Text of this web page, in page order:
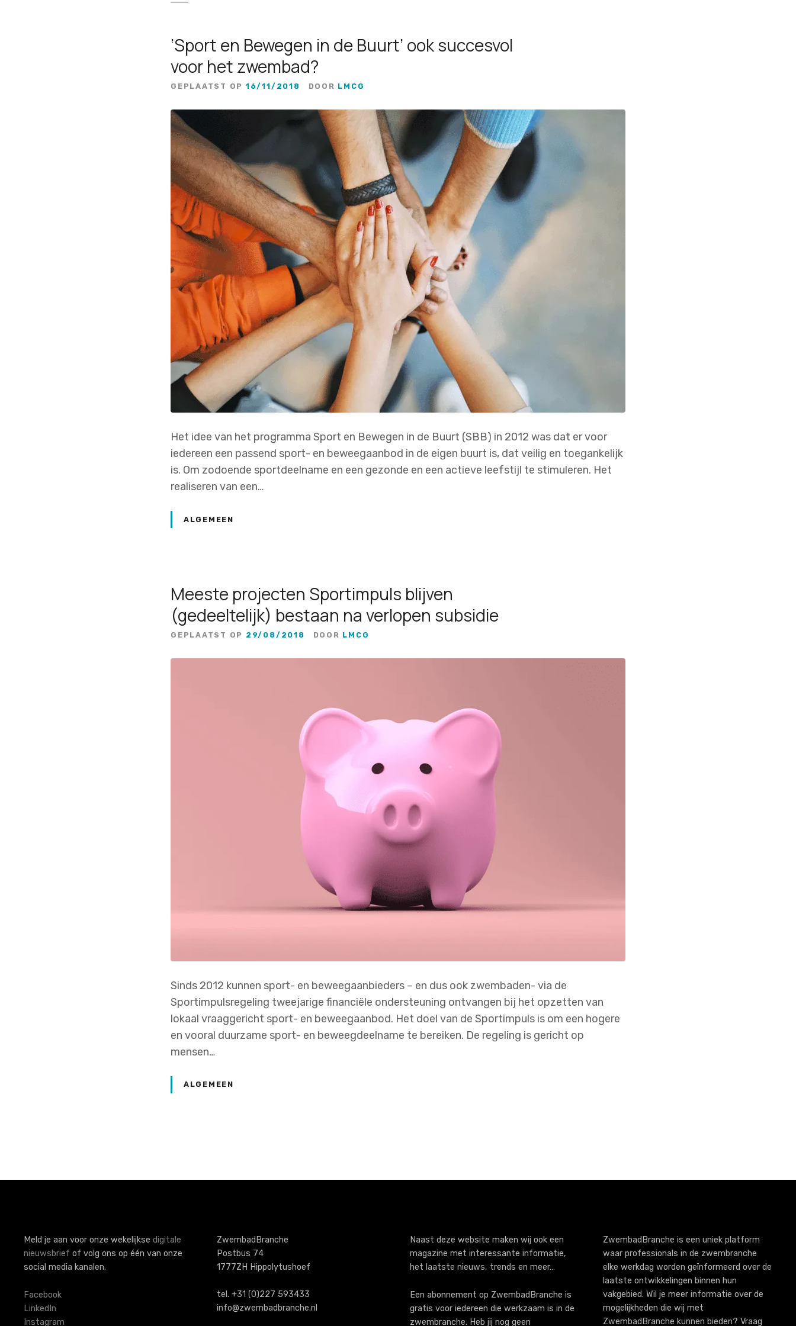
‘Sport en Bewegen in de Buurt’ ook succesvol
voor het zwembad?
GEPLAATST OP 16/11/2018 DOOR LMCG
Het idee van het programma Sport en Bewegen in de Buurt (SBB) in 2012 was dat er voor
iedereen een passend sport- en beweegaanbod in de eigen buurt is, dat veilig en toegankelijk
is. Om zodoende sportdeelname en een gezonde en een actieve leefstijl te stimuleren. Het
realiseren van een…
ALGEMEEN
Meeste projecten Sportimpuls blijven
(gedeeltelijk) bestaan na verlopen subsidie
GEPLAATST OP 29/08/2018 DOOR LMCG
Sinds 2012 kunnen sport- en beweegaanbieders – en dus ook zwembaden- via de
Sportimpulsregeling tweejarige financiële ondersteuning ontvangen bij het opzetten van
lokaal vraaggericht sport- en beweegaanbod. Het doel van de Sportimpuls is om een hogere
en vooral duurzame sport- en beweegdeelname te bereiken. De regeling is gericht op
mensen…
ALGEMEEN
o
s
Meld je aan voor onze wekelijkse digitale
nieuwsbrief of volg ons op één van onze
social media kanalen.
Facebook
LinkedIn
Instagram
ZwembadBranche
Postbus 74
1777ZH Hippolytushoef
tel. +31 (0)227 593433
info@zwembadbranche.nl
Naast deze website maken wij ook een
magazine met interessante informatie,
het laatste nieuws, trends en meer…
Een abonnement op ZwembadBranche is
gratis voor iedereen die werkzaam is in de
zwembranche. Heb jij nog geen
ZwembadBranche is een uniek platform
waar professionals in de zwembranche
elke werkdag worden geïnformeerd over de
laatste ontwikkelingen binnen hun
vakgebied. Wil je meer informatie over de
mogelijkheden die wij met
ZwembadBranche kunnen bieden? Vraag